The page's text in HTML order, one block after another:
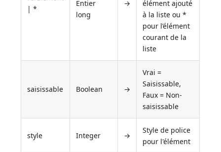
| *
Entier
long
→
élément ajouté
à la liste ou *
pour l’élément
courant de la
liste
saisissable Boolean →
Vrai =
Saisissable,
Faux = Non-
saisissable
style Integer →
Style de police
pour l'élément